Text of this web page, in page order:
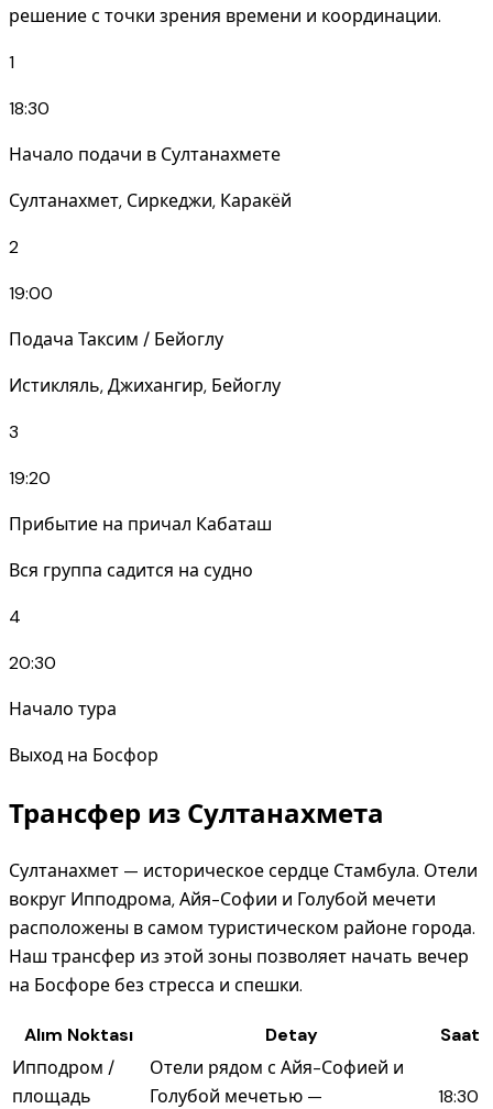
решение с точки зрения времени и координации.
1
18:30
Начало подачи в Султанахмете
Султанахмет, Сиркеджи, Каракёй
2
19:00
Подача Таксим / Бейоглу
Истикляль, Джихангир, Бейоглу
3
19:20
Прибытие на причал Кабаташ
Вся группа садится на судно
4
20:30
Начало тура
Выход на Босфор
Трансфер из Султанахмета
Султанахмет — историческое сердце Стамбула. Отели
вокруг Ипподрома, Айя-Софии и Голубой мечети
расположены в самом туристическом районе города.
Наш трансфер из этой зоны позволяет начать вечер
на Босфоре без стресса и спешки.
Alım Noktası Detay
Saat
Ипподром /
площадь
Отели рядом с Айя-Софией и
Голубой мечетью —
18:30